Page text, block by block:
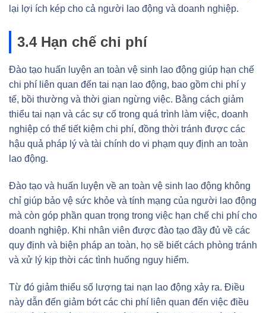
lại lợi ích kép cho cả người lao động và doanh nghiệp.
3.4 Hạn chế chi phí
Đào tạo huấn luyện an toàn vệ sinh lao động giúp hạn chế
chi phí liên quan đến tai nạn lao động, bao gồm chi phí y
tế, bồi thường và thời gian ngừng việc. Bằng cách giảm
thiểu tai nạn và các sự cố trong quá trình làm việc, doanh
nghiệp có thể tiết kiệm chi phí, đồng thời tránh được các
hậu quả pháp lý và tài chính do vi phạm quy định an toàn
lao động.
Đào tạo và huấn luyện về an toàn vệ sinh lao động không
chỉ giúp bảo vệ sức khỏe và tính mạng của người lao động
mà còn góp phần quan trọng trong việc hạn chế chi phí cho
doanh nghiệp. Khi nhân viên được đào tạo đầy đủ về các
quy định và biện pháp an toàn, họ sẽ biết cách phòng tránh
và xử lý kịp thời các tình huống nguy hiểm.
Từ đó giảm thiểu số lượng tai nạn lao động xảy ra. Điều
này dẫn đến giảm bớt các chi phí liên quan đến việc điều